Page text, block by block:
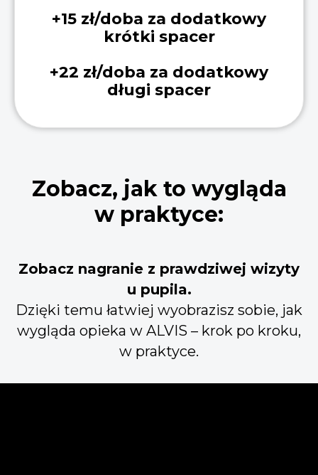
+15 zł/doba za dodatkowy
krótki spacer
+22 zł/doba za dodatkowy
długi spacer
Zobacz, jak to wygląda
w praktyce:
Zobacz nagranie z prawdziwej wizyty
u pupila.
Dzięki temu łatwiej wyobrazisz sobie, jak
wygląda opieka w ALVIS – krok po kroku,
w praktyce.